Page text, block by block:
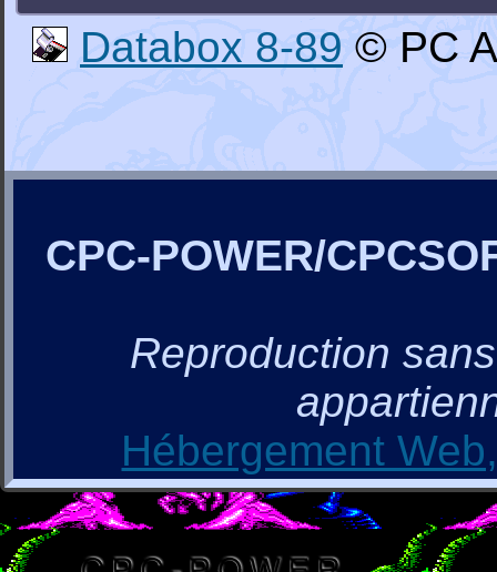
Databox 8-89 © PC
CPC-POWER/
Reproduction
Hébergement